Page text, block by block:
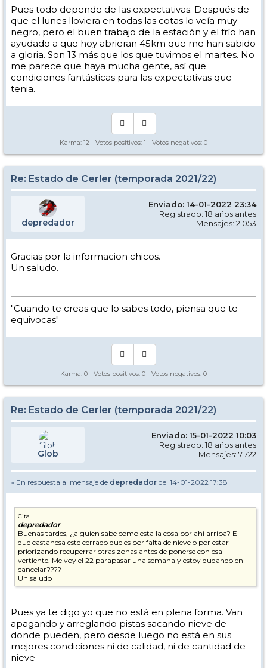
Pues todo depende de las expectativas. Después de
que el lunes lloviera en todas las cotas lo veía muy
negro, pero el buen trabajo de la estación y el frío han
ayudado a que hoy abrieran 45km que me han sabido
a gloria. Son 13 más que los que tuvimos el martes. No
me parece que haya mucha gente, así que
condiciones fantásticas para las expectativas que
tenia.
Karma: 12 - Votos positivos: 1 - Votos negativos: 0
Re: Estado de Cerler (temporada 2021/22)
depredador
Enviado: 14-01-2022 23:34
Registrado: 18 años antes
Mensajes: 2.053
Gracias por la informacion chicos.
Un saludo.
"Cuando te creas que lo sabes todo, piensa que te
equivocas"
Karma: 0 - Votos positivos: 0 - Votos negativos: 0
Re: Estado de Cerler (temporada 2021/22)
Glob
Enviado: 15-01-2022 10:03
Registrado: 18 años antes
Mensajes: 7.722
» En respuesta al mensaje de depredador del 14-01-2022 17:38
Cita
depredador
Buenas tardes, ¿alguien sabe como esta la cosa por ahi arriba? El
que castanesa este cerrado que es por falta de nieve o por estar
priorizando recuperrar otras zonas antes de ponerse con esa
vertiente. Me voy el 22 parapasar una semana y estoy dudando en
cancelar????
Un saludo
Pues ya te digo yo que no está en plena forma. Van
apagando y arreglando pistas sacando nieve de
donde pueden, pero desde luego no está en sus
mejores condiciones ni de calidad, ni de cantidad de
nieve